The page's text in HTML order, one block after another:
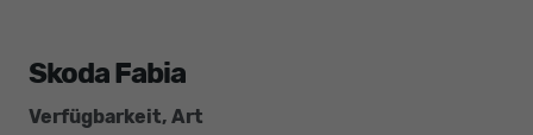
Skoda Fabia
Verfügbarkeit, Art